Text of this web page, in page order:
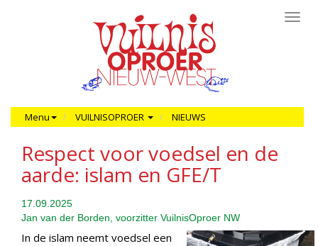
Menu VUILNISOPROER NIEUWS
Respect voor voedsel en de
aarde: islam en GFE/T
17.09.2025
Jan van der Borden, voorzitter VuilnisOproer NW
In de islam neemt voedsel een